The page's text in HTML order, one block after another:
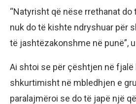
“Natyrisht që nëse rrethanat do
nuk do të kishte ndryshuar për
të jashtëzakonshme në punë”,
Ai shtoi se për çështjen në fjalë
shkurtimisht në mbledhjen e
paralajmëroi se do të japë një